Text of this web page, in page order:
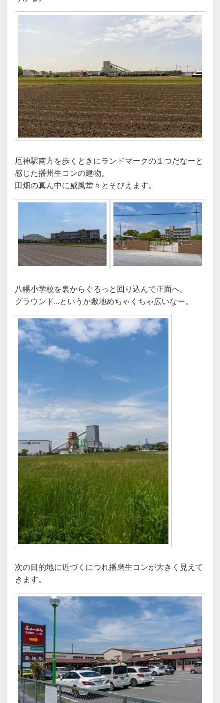
厄神駅南方を歩くときにランドマークの１つだなーと
感じた播州生コンの建物。
田畑の真ん中に威風堂々とそびえます。
八幡小学校を裏からぐるっと回り込んで正面へ。
グラウンド…というか敷地めちゃくちゃ広いなー。
次の目的地に近づくにつれ播磨生コンが大きく見えて
きます。